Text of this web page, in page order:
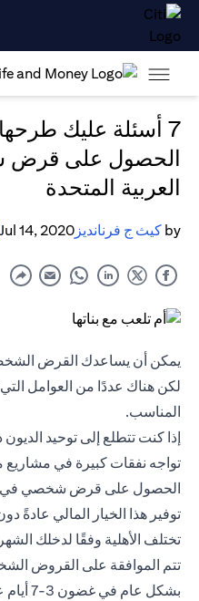
7 أسئلة عليك
الحصول على قرض
العربية المتحدة
by كيث ج فرنانديز Jul 14, 2020
يمكن أن يساعدك القرض
لكن هناك عددًا من العوامل
المناسب.
إذا كنت تتطلع إلى توحيد
تواجه نفقات كبيرة في مشاريع
الحصول على قرض شخصي في
توفير هذا الخيار المالي عادةً
تختلف الأهلية وفقًا لدخلك
تتم الموافقة على القروض
بشكل عام في غضون 3-7 أيام عمل.